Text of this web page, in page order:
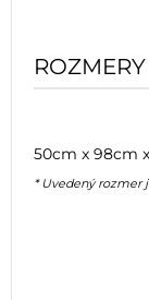
ROZMERY
50cm x 98cm
* Uvedený rozmer